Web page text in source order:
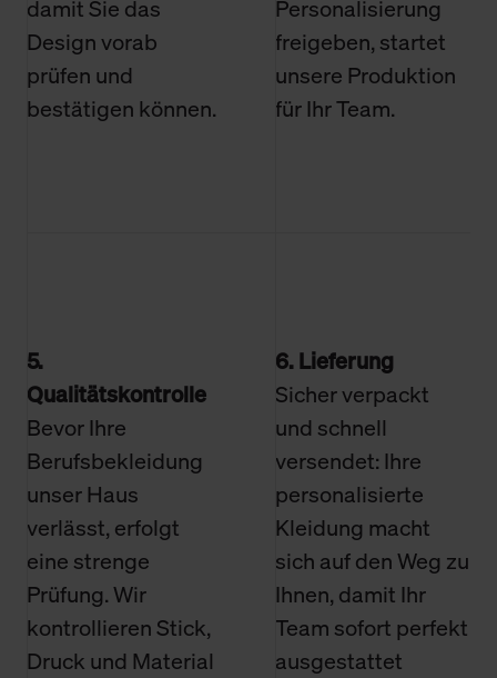
damit Sie das
Design vorab
prüfen und
bestätigen können.
Personalisierung
freigeben, startet
unsere Produktion
für Ihr Team.
5.
Qualitätskontrolle
Bevor Ihre
Berufsbekleidung
unser Haus
verlässt, erfolgt
eine strenge
Prüfung. Wir
kontrollieren Stick,
Druck und Material
6. Lieferung
Sicher verpackt
und schnell
versendet: Ihre
personalisierte
Kleidung macht
sich auf den Weg zu
Ihnen, damit Ihr
Team sofort perfekt
ausgestattet